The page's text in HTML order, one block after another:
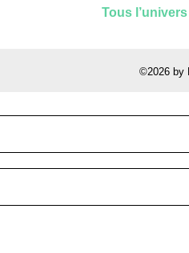
Tous
©2026 by